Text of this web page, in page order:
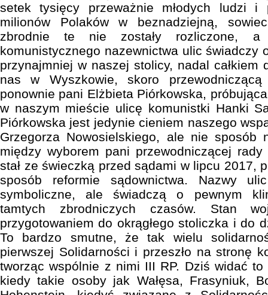
setek tysięcy przeważnie młodych ludzi i
milionów Polaków w beznadziejną,
zbrodnie te nie zostały rozliczone, a
komunistycznego nazewnictwa ulic świadczy
przynajmniej w naszej stolicy, nadal całkiem
nas w Wyszkowie, skoro
ponownie pani Elżbieta Piórkowska,
w naszym mieście ulicę komunistki Hanki
Piórkowska jest jedynie cieniem naszego
Grzegorza Nowosielskiego, ale nie sposób
między wyborem pani przewodniczącej
stał ze świeczką przed sądami w lipcu 2017,
sposób reformie sądownictwa. Nazwy
symboliczne, ale świadczą o pewnym
tamtych zbrodniczych czasów. Stan
przygotowaniem do okrągłego stoliczka i do
To bardzo smutne, że tak wielu
pierwszej Solidarności i przeszło na stronę
tworząc wspólnie z nimi III RP. Dziś widać
kiedy takie osoby jak Wałęsa, Frasyniuk,